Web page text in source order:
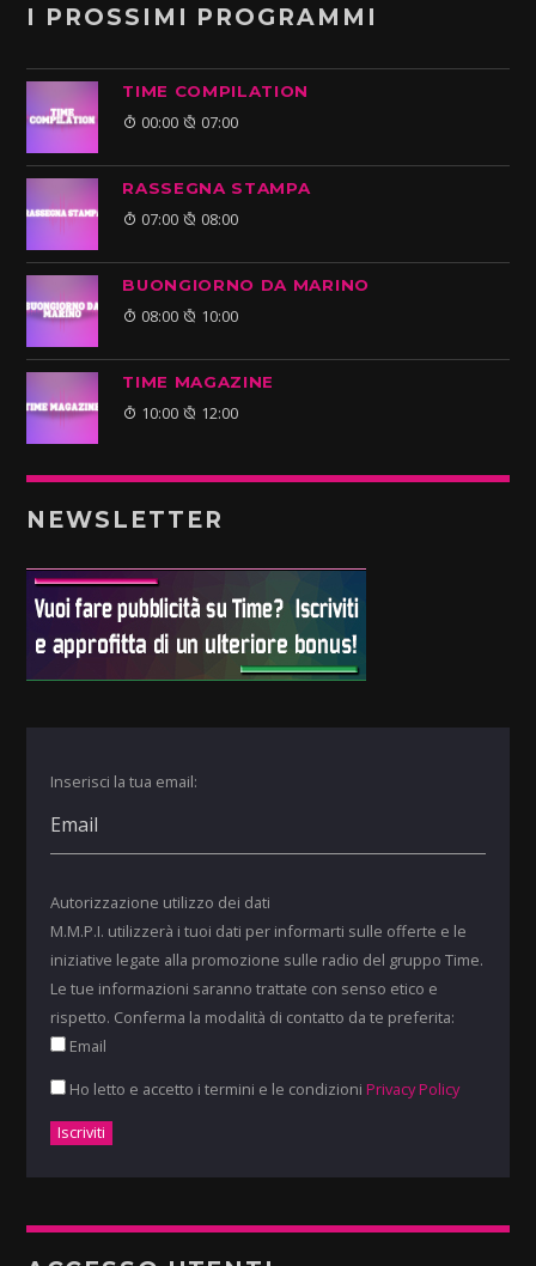
I PROSSIMI PROGRAMMI
TIME COMPILATION
00:00 07:00
RASSEGNA STAMPA
07:00 08:00
BUONGIORNO DA MARINO
08:00 10:00
TIME MAGAZINE
10:00 12:00
NEWSLETTER
Inserisci la tua email:
Autorizzazione utilizzo dei dati
M.M.P.I. utilizzerà i tuoi dati per informarti sulle offerte e le
iniziative legate alla promozione sulle radio del gruppo Time.
Le tue informazioni saranno trattate con senso etico e
rispetto. Conferma la modalità di contatto da te preferita:
Email
Ho letto e accetto i termini e le condizioni Privacy Policy